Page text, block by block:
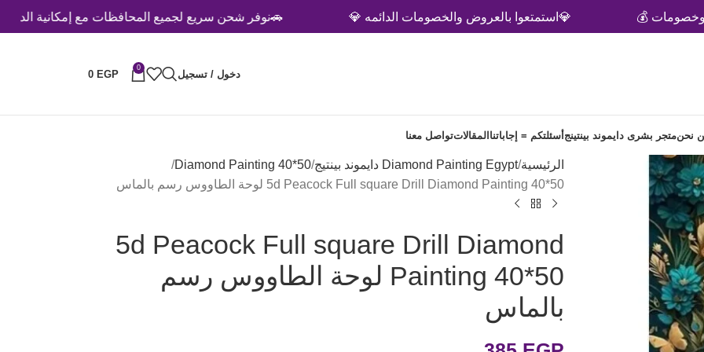
🚗نوفر شحن سريع لجميع المحافظات مع إمكانية الدفع عند 💎استمتعوا بالعروض والخصومات الدائمه 💎 💰
دخول / تسجيل
0
0 EGP
نحنمتجر بشرى دايموند بينتينجأسئلتكم = إجاباتناالمقالاتتواصل معنا
الرئيسية Diamond Painting Egypt دايموند بينتيج
Diamond Painting 40*50
5d Peacock Full square Drill Diamond Painting 40*50 لوحة الطاووس رسم بالماس
5d Peacock Full square Drill Diamond
Painting 40*50 لوحة الطاووس رسم
بالماس